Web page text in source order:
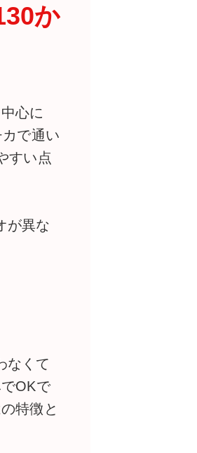
か
心に
で通い
すい点
が異な
なくて
OKで
特徴と